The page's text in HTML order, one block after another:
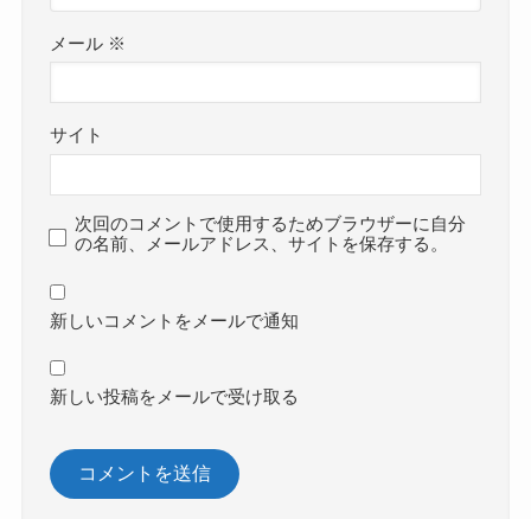
メール ※
サイト
次回のコメントで使用するためブラウザーに自分
の名前、メールアドレス、サイトを保存する。
新しいコメントをメールで通知
新しい投稿をメールで受け取る